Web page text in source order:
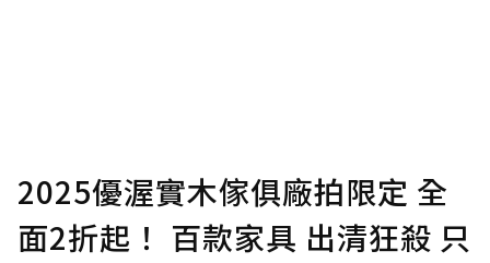
2025優渥實木傢俱廠拍限定 全
面2折起！ 百款家具 出清狂殺 只